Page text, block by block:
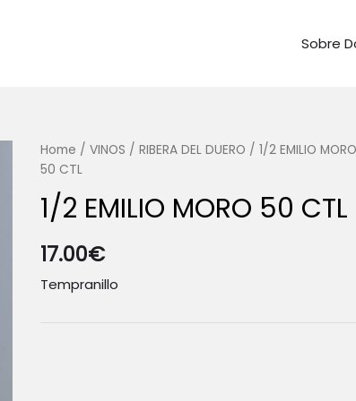
Sobre
Home / VINOS / RIBERA DEL DUERO / 1/2 EMILIO MORO
50 CTL
1/2 EMILIO MORO 50 CTL
17.00€
Tempranillo